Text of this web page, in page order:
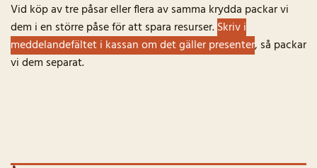
Vid köp av tre påsar eller flera av samma krydda packar vi
dem i en större påse för att spara resurser.Skriv i
meddelandefältet i kassan om det gäller presenter, så packar
vi dem separat.